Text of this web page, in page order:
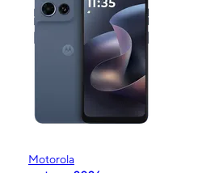
Motorola